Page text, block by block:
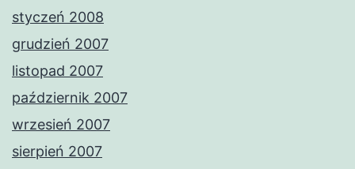
styczeń 2008
grudzień 2007
listopad 2007
październik 2007
wrzesień 2007
sierpień 2007